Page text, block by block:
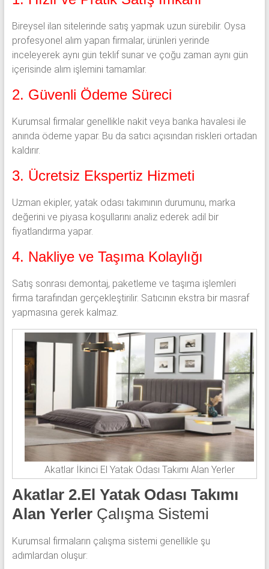
Bireysel ilan sitelerinde satış yapmak uzun sürebilir. Oysa
profesyonel alım yapan firmalar, ürünleri yerinde
inceleyerek aynı gün teklif sunar ve çoğu zaman aynı gün
içerisinde alım işlemini tamamlar.
2. Güvenli Ödeme Süreci
Kurumsal firmalar genellikle nakit veya banka havalesi ile
anında ödeme yapar. Bu da satıcı açısından riskleri ortadan
kaldırır.
3. Ücretsiz Ekspertiz Hizmeti
Uzman ekipler, yatak odası takımının durumunu, marka
değerini ve piyasa koşullarını analiz ederek adil bir
fiyatlandırma yapar.
4. Nakliye ve Taşıma Kolaylığı
Satış sonrası demontaj, paketleme ve taşıma işlemleri
firma tarafından gerçekleştirilir. Satıcının ekstra bir masraf
yapmasına gerek kalmaz.
Akatlar İkinci El Yatak Odası Takımı Alan Yerler
Akatlar 2.El Yatak Odası Takımı
Alan YerlerÇalışma Sistemi
Kurumsal firmaların çalışma sistemi genellikle şu
adımlardan oluşur: